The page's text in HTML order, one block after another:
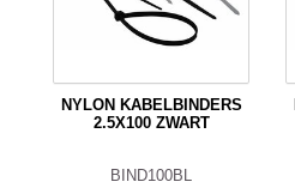
NYLON KABELBINDERS
2.5X100 ZWART
BIND100BL